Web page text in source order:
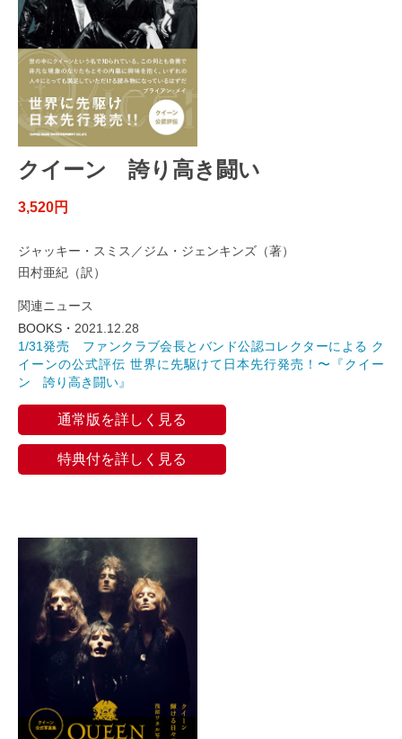
クイーン 誇り高き闘い
3,520円
ジャッキー・スミス／ジム・ジェンキンズ（著）
田村亜紀（訳）
関連ニュース
BOOKS・ 2021.12.28
1/31発売 ファンクラブ会長とバンド公認コレクターによる ク
イーンの公式評伝 世界に先駆けて日本先行発売！〜『クイー
ン 誇り高き闘い』
通常版を詳しく見る
特典付を詳しく見る